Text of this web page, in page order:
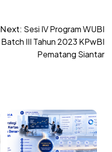
Next: Sesi IV Program WUBI
Batch III Tahun 2023 KPwBI
Pematang Siantar